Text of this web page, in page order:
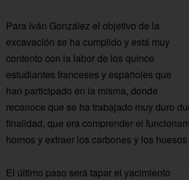
Para Iván González el objetivo de la
excavación se ha cumplido y está muy
contento con la labor de los quince
estudiantes franceses y españoles que
han participado en la misma, donde
reconoce que se ha trabajado muy duro
finalidad, que era comprender el
hornos y extraer los carbones y los
El último paso será tapar el yacimiento